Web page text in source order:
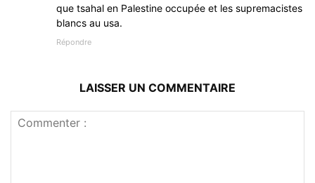
que tsahal en Palestine occupée et les supremacistes
blancs au usa.
Répondre
LAISSER UN COMMENTAIRE